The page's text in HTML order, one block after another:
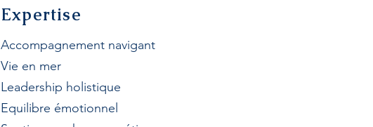
Expertise
Accompagnement navigant
Vie en mer
Leadership holistique
Equilibre émotionnel